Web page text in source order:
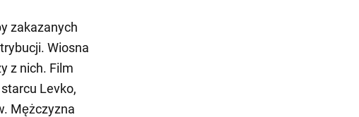
zakazanych
Wiosna
z nich. Film
Levko,
Mężczyzna